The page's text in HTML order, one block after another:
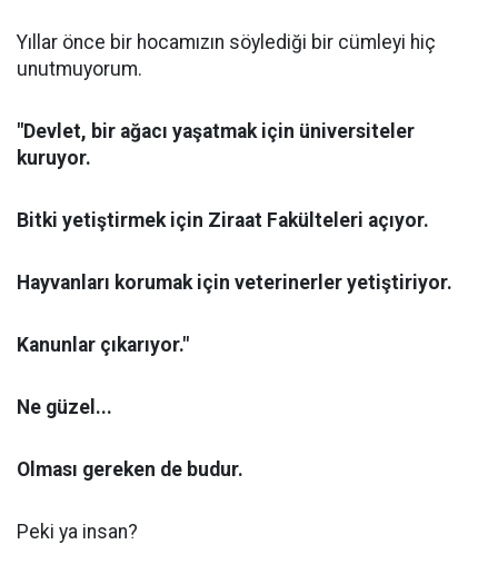
Yıllar önce bir hocamızın söylediği bir cümleyi hiç
unutmuyorum.
"Devlet, bir ağacı yaşatmak için üniversiteler
kuruyor.
Bitki yetiştirmek için Ziraat Fakülteleri açıyor.
Hayvanları korumak için veterinerler yetiştiriyor.
Kanunlar çıkarıyor."
Ne güzel...
Olması gereken de budur.
Peki ya insan?